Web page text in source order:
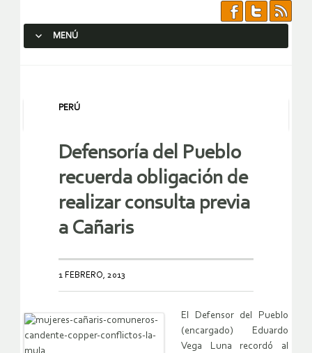
MENÚ
PERÚ
Defensoría del Pueblo
recuerda obligación de
realizar consulta previa
a Cañaris
1 FEBRERO, 2013
El Defensor del Pueblo
(encargado) Eduardo
Vega Luna recordó al